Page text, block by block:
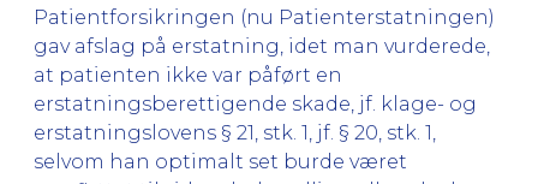
Patientforsikringen (nu Patienterstatningen)
gav afslag på erstatning, idet man vurderede,
at patienten ikke var påført en
erstatningsberettigende skade, jf. klage- og
erstatningslovens § 21, stk. 1, jf. § 20, stk. 1,
selvom han optimalt set burde været